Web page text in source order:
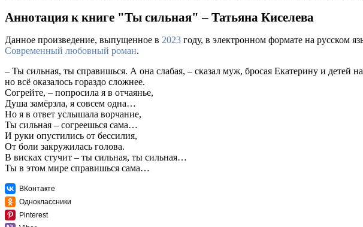
Аннотация к книге "Ты сильная" – Татьяна Киселева
Данное произведение, выпущенное в 2023 году, в электронном формате на русском
Современный любовный роман.
– Ты сильная, ты справишься. А она слабая, – сказал муж, бросая Екатерину и детей
но всё оказалось гораздо сложнее.
Согрейте, – попросила я в отчаянье,
Душа замёрзла, я совсем одна…
Но я в ответ услышала ворчание,
Ты сильная – согреешься сама…
И руки опустились от бессилия,
От боли закружилась голова.
В висках стучит – ты сильная, ты сильная…
Ты в этом мире справишься сама…
ВКонтакте
Одноклассники
Pinterest